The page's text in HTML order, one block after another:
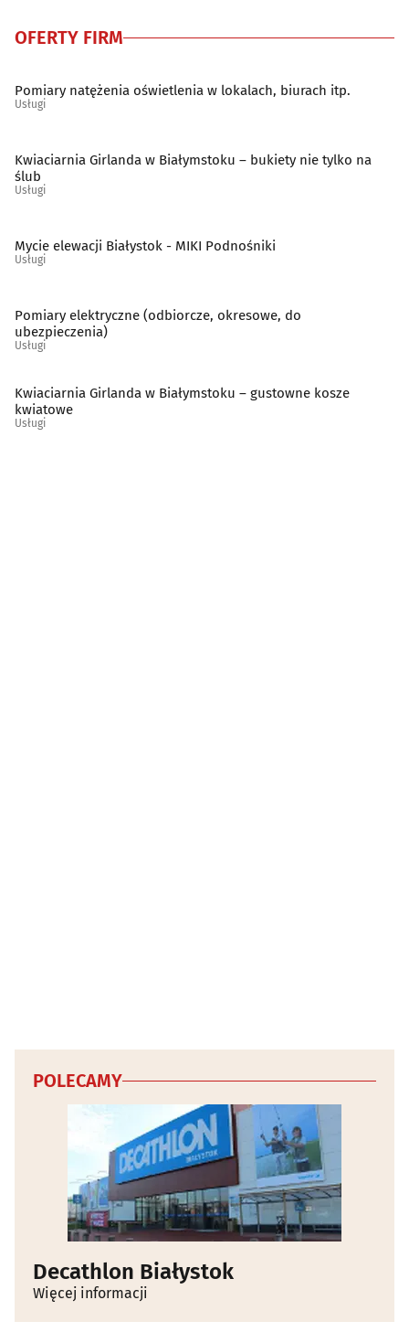
Sprzęt RTV, AGD - naprawa, montaż
Ślusarstwo (15)
Telefony - naprawa
Telekomunikacja - systemy, usługi(15)
Telewizja kablowa, cyfrowa, naziemna
Tworzywa sztuczne(11)
OFERTY FIRM
Pomiary natężenia oświetlenia w lokalach, biurach itp.
Usługi
Kwiaciarnia Girlanda w Białymstoku – bukiety nie tylko na
ślub
Usługi
Mycie elewacji Białystok - MIKI Podnośniki
Usługi
Pomiary elektryczne (odbiorcze, okresowe, do
ubezpieczenia)
Usługi
Kwiaciarnia Girlanda w Białymstoku – gustowne kosze
kwiatowe
Usługi
POLECAMY
Decathlon Białystok
Więcej informacji